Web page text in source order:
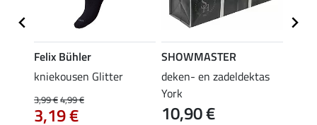
Felix Bühler
kniekousen Glitter
3,99 €4,99 €
3,19 €
SHOWMASTER
deken- en zadeldektas
York
10,90 €